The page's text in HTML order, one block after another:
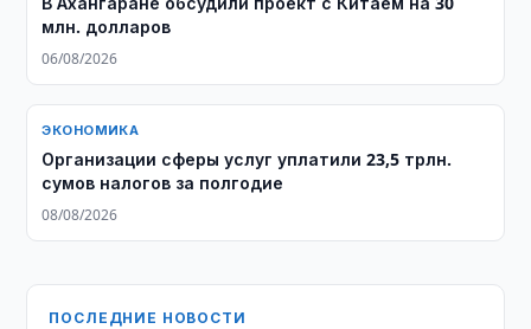
млн. долларов
06/08/2026
ЭКОНОМИКА
Организации сферы услуг уплатили 23,5 трлн.
сумов налогов за полгодие
08/08/2026
ПОСЛЕДНИЕ НОВОСТИ